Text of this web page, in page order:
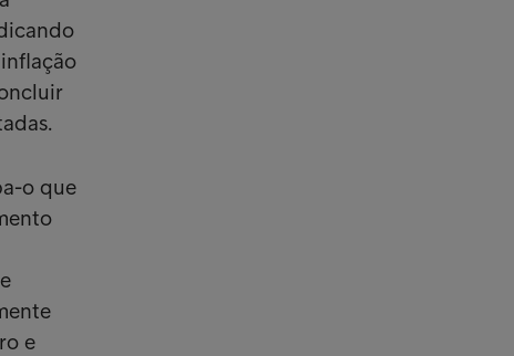
o que
e